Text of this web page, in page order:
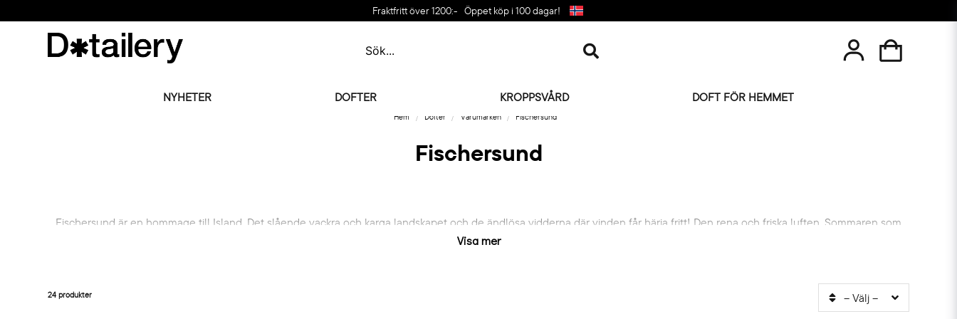
Fraktfritt över 1200:- Öppet köp i 100 dagar!
NYHETER DOFTER KROPPSVÅRD DOFT FÖR HEMMET
Hem Dofter Varumärken Fischersund
Fischersund
Fischersund är en hommage till Island. Det slående vackra och karga landskapet och de ändlösa vidderna där vinden får härja fritt! Den rena och friska luften. Sommaren som
kommer på besök, så förkrossande kort. Så nalkas vintern igen. Mörkret och de blyertsgrå skyarna över Atlanten under de korta timmarna med dagsljus.
Visa mer
24 produkter -- Välj --